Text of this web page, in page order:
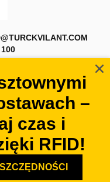
–
czas i
RFID!